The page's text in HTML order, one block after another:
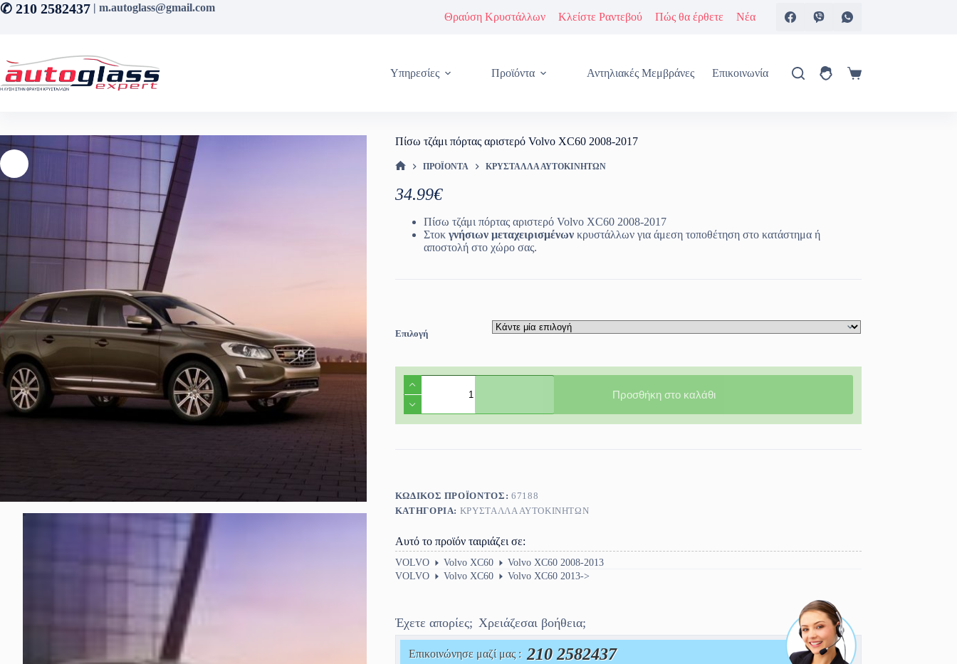
Μετάβαση
στο
✆ 210 2582437 | m.autoglass@gmail.com
Θραύση Κρυστάλλων Κλείστε Ραντεβού Πώς θα έρθετε Νέα
Υπηρεσίες Προϊόντα Αντηλιακές Μεμβράνες Επικοινωνία
Καλάθι
Πίσω τζάμι πόρτας αριστερό Volvo XC60 2008-2017
ΠΡΟΪΌΝΤΑ ΚΡΎΣΤΑΛΛΑ ΑΥΤΟΚΙΝΉΤΩΝ
34.99€
Πίσω τζάμι πόρτας αριστερό Volvo XC60 2008-2017
Στοκ γνήσιων μεταχειρισμένωνκρυστάλλων για άμεση τοποθέτηση στο κατάστημα ή
αποστολή στο χώρο σας.
Επιλογή
τζάμι
πόρτας
αριστερό
Προσθήκη στο καλάθι
ΚΩΔΙΚΌΣ ΠΡΟΪΌΝΤΟΣ: 67188
ΚΑΤΗΓΟΡΊΑ: ΚΡΎΣΤΑΛΛΑ ΑΥΤΟΚΙΝΉΤΩΝ
Αυτό το προϊόν ταιριάζει σε:
VOLVO Volvo XC60
Volvo XC60 2008-2013
VOLVO
Volvo XC60 Volvo XC60 2013->
Έχετε απορίες; Χρειάζεσαι βοήθεια;
Επικοινώνησε μαζί μας : 210 2582437